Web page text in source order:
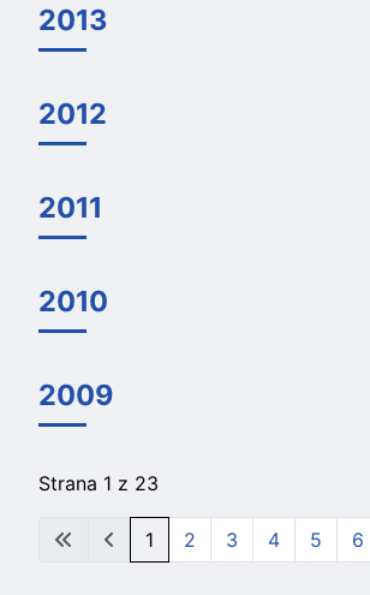
2013
2012
2011
2010
2009
Strana 1 z 23
1 2 3 4 5 6